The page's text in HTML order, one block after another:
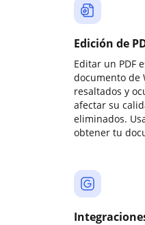
Edición de
Editar un PDF
documento de
resaltados y
afectar su
eliminados.
obtener tu